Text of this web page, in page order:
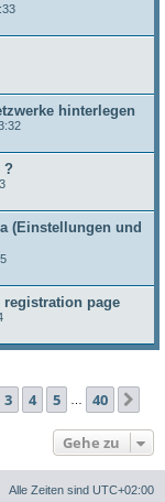
hinterlegen
?
(Einstellungen und
registration page
40
3 4 5 40
Gehe zu
Alle Zeiten sind UTC+02:00